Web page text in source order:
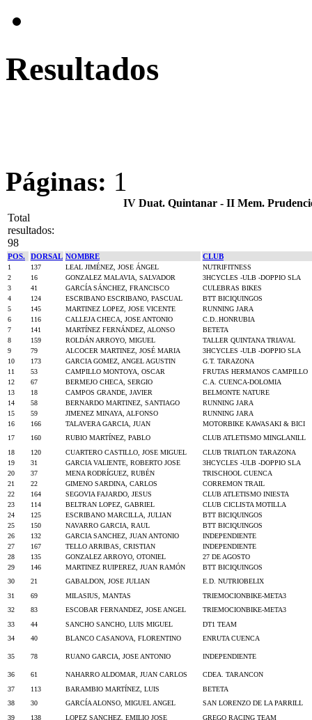
Resultados
Páginas: 1
IV Duat. Quintanar - II Mem.
Total
resultados:
98
POS. DORSAL NOMBRE CLUB
1 137 LEAL JIMÉNEZ, JOSE ÁNGEL
NUTRIFITNESS
2
16 GONZALEZ MALAVIA, SALVADOR
3HCYCLES -ULB -DOPPIO SLA
3
41 GARCÍA SÁNCHEZ, FRANCISCO
CULEBRAS BIKES
4
124 ESCRIBANO ESCRIBANO, PASCUAL
BTT BICIQUINGOS
5
145 MARTINEZ LOPEZ, JOSE VICENTE
RUNNING JARA
6
116 CALLEJA CHECA, JOSE ANTONIO
C.D..HONRUBIA
7
141 MARTÍNEZ FERNÁNDEZ, ALONSO
BETETA
8
159 ROLDÁN ARROYO, MIGUEL
TALLER QUINTANA TRIAVAL
9
79 ALCOCER MARTINEZ, JOSÉ MARIA
3HCYCLES -ULB -DOPPIO SLA
10
173 GARCIA GOMEZ, ANGEL AGUSTIN
G.T. TARAZONA
11
53 CAMPILLO MONTOYA, OSCAR
FRUTAS HERMANOS CAMPILLO
12
67 BERMEJO CHECA, SERGIO
C.A. CUENCA-DOLOMIA
13
18 CAMPOS GRANDE, JAVIER
BELMONTE NATURE
14
58 BERNARDO MARTINEZ, SANTIAGO
RUNNING JARA
15
59 JIMENEZ MINAYA, ALFONSO
RUNNING JARA
16
166 TALAVERA GARCIA, JUAN
MOTORBIKE KAWASAKI & BICI
17
160 RUBIO MARTÍNEZ, PABLO
CLUB ATLETISMO MINGLANILL
18
120 CUARTERO CASTILLO, JOSE MIGUEL
CLUB TRIATLON TARAZONA
19
31 GARCIA VALIENTE, ROBERTO JOSE
3HCYCLES -ULB -DOPPIO SLA
20
37 MENA RODRÍGUEZ, RUBÉN
TRISCHOOL CUENCA
21
22 GIMENO SARDINA, CARLOS
CORREMON TRAIL
22
164 SEGOVIA FAJARDO, JESUS
CLUB ATLETISMO INIESTA
23
114 BELTRAN LOPEZ, GABRIEL
CLUB CICLISTA MOTILLA
24
125 ESCRIBANO MARCILLA, JULIAN
BTT BICIQUINGOS
25
150 NAVARRO GARCIA, RAUL
BTT BICIQUINGOS
26
132 GARCIA SANCHEZ, JUAN ANTONIO
INDEPENDIENTE
27
167 TELLO ARRIBAS, CRISTIAN
INDEPENDIENTE
28
135 GONZALEZ ARROYO, OTONIEL
27 DE AGOSTO
29
146 MARTINEZ RUIPEREZ, JUAN RAMÓN
BTT BICIQUINGOS
30
21 GABALDON, JOSE JULIAN
E.D. NUTRIOBELIX
31
69 MILASIUS, MANTAS
TRIEMOCIONBIKE-META3
32
83 ESCOBAR FERNANDEZ, JOSE ANGEL
TRIEMOCIONBIKE-META3
33
44 SANCHO SANCHO, LUIS MIGUEL
DT1 TEAM
34
40 BLANCO CASANOVA, FLORENTINO ENRUTA CUENCA
35 78 RUANO GARCIA, JOSE ANTONIO INDEPENDIENTE
36 61 NAHARRO ALDOMAR, JUAN CARLOS
CDEA. TARANCON
37
113 BARAMBIO MARTÍNEZ, LUIS
BETETA
38
30 GARCÍA ALONSO, MIGUEL ANGEL
SAN LORENZO DE LA PARRILL
39
138 LOPEZ SANCHEZ, EMILIO JOSE GREGO RACING TEAM